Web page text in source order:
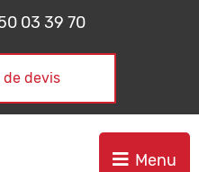
03 39 70
de devis
Menu